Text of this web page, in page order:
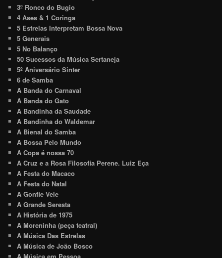
3º Ronco do Bugio
4 Ases & 1 Coringa
5 Estrelas Interpretam Bossa Nova
5 Generais
5 No Balanço
50 Sucessos da Música Sertaneja
5º Aniversário Sinter
6 de Samba
A Banda do Carnaval
A Banda do Gato
A Bandinha da Saudade
A Bandinha do Waldemar
A Bienal do Samba
A Bossa Pelo Mundo
A Copa é nossa 70
A Cruz e a Rosa Filosofia Perene. Luiz Eça
A Festa do Macaco
A Festa do Natal
A Gonfie Vele
A Grande Seresta
A História de 1975
A Moreninha (peça teatral)
A Música Das Estrelas
A Música de João Bosco